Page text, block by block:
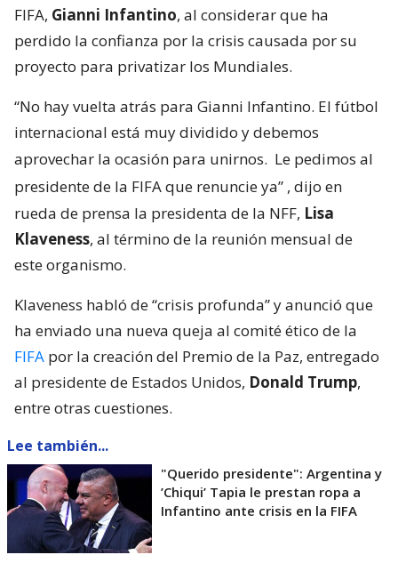
FIFA, Gianni Infantino, al considerar que ha
perdido la confianza por la crisis causada por su
proyecto para privatizar los Mundiales.
“No hay vuelta atrás para Gianni Infantino. El fútbol
internacional está muy dividido y debemos
aprovechar la ocasión para unirnos. Le pedimos al
presidente de la FIFA que renuncie ya” , dijo en
rueda de prensa la presidenta de la NFF, Lisa
Klaveness, al término de la reunión mensual de
este organismo.
Klaveness habló de “crisis profunda” y anunció que
ha enviado una nueva queja al comité ético de la
FIFA por la creación del Premio de la Paz, entregado
al presidente de Estados Unidos, Donald Trump,
entre otras cuestiones.
Lee también...
"Querido presidente": Argentina y
’Chiqui’ Tapia le prestan ropa a
Infantino ante crisis en la FIFA